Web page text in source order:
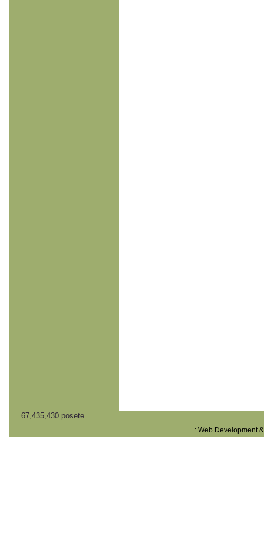
67,435,430 posete
.: Web Development